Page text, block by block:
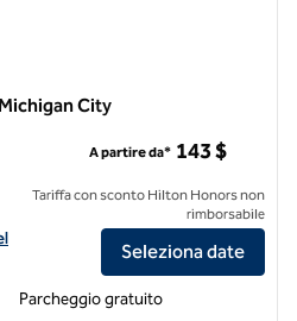
City
Suites by Hilton Michigan City
A partire da* 143 $
Tariffa con sconto Hilton Honors non
rimborsabile
Seleziona date
Parcheggio gratuito